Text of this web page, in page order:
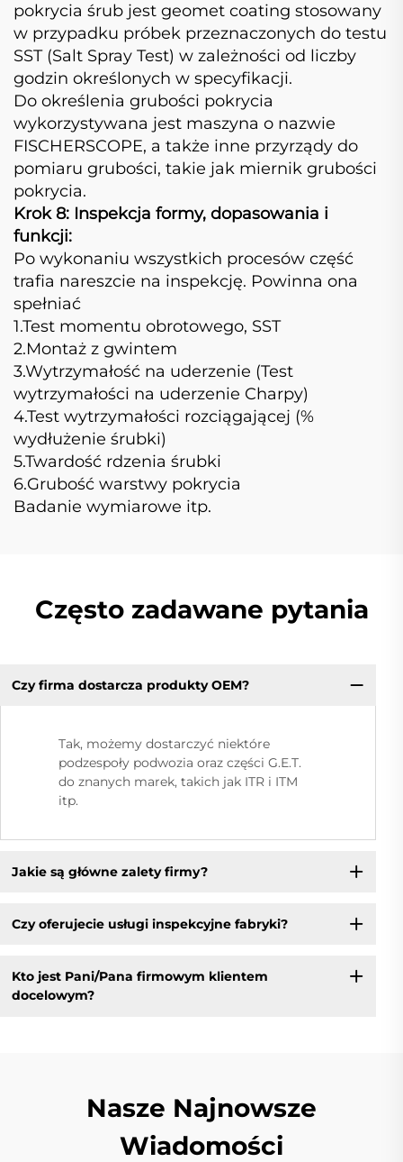
pokrycia śrub jest geomet coating stosowany
w przypadku próbek przeznaczonych do testu
SST (Salt Spray Test) w zależności od liczby
godzin określonych w specyfikacji.
Do określenia grubości pokrycia
wykorzystywana jest maszyna o nazwie
FISCHERSCOPE, a także inne przyrządy do
pomiaru grubości, takie jak miernik grubości
pokrycia.
Krok 8: Inspekcja formy, dopasowania i
funkcji:
Po wykonaniu wszystkich procesów część
trafia nareszcie na inspekcję. Powinna ona
spełniać
1.Test momentu obrotowego, SST
2.Montaż z gwintem
3.Wytrzymałość na uderzenie (Test
wytrzymałości na uderzenie Charpy)
4.Test wytrzymałości rozciągającej (%
wydłużenie śrubki)
5.Twardość rdzenia śrubki
6.Grubość warstwy pokrycia
Badanie wymiarowe itp.
Często zadawane pytania
Czy firma dostarcza produkty OEM?
Tak, możemy dostarczyć niektóre
podzespoły podwozia oraz części G.E.T.
do znanych marek, takich jak ITR i ITM
itp.
Jakie są główne zalety firmy?
Czy oferujecie usługi inspekcyjne fabryki?
Kto jest Pani/Pana firmowym klientem
docelowym?
Nasze Najnowsze
Wiadomości